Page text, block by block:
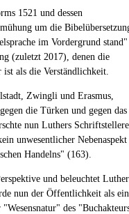
1521 und dessen
um die
im Vordergrund stand"
(zuletzt 2017), denen die
als die Verständlichkeit.
Zwingli und Erasmus,
die Türken und gegen das
nun Luthers
unwesentlicher Nebenaspekt
Handelns" (163).
und beleuchtet
nun der Öffentlichkeit als ein
des